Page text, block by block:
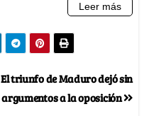
El triunfo de Maduro dejó sin
argumentos a la oposición